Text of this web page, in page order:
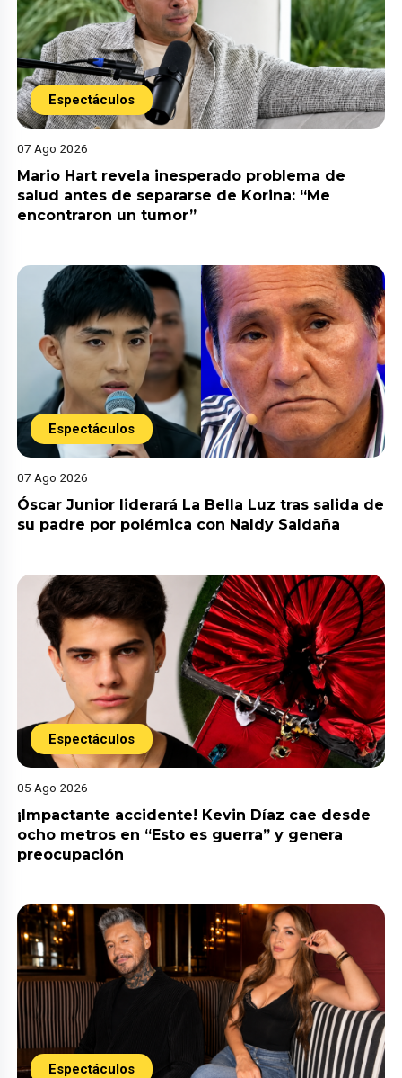
Espectáculos
07 Ago 2026
Mario Hart revela inesperado problema de
salud antes de separarse de Korina: “Me
encontraron un tumor”
Espectáculos
07 Ago 2026
Óscar Junior liderará La Bella Luz tras salida de
su padre por polémica con Naldy Saldaña
Espectáculos
05 Ago 2026
¡Impactante accidente! Kevin Díaz cae desde
ocho metros en “Esto es guerra” y genera
preocupación
Espectáculos